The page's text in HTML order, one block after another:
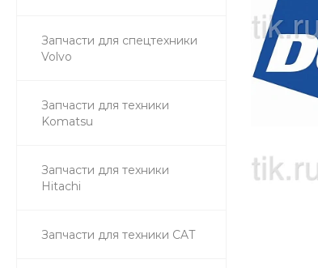
Запчасти для спецтехники
Volvo
Запчасти для техники
Komatsu
Запчасти для техники
Hitachi
Запчасти для техники CAT